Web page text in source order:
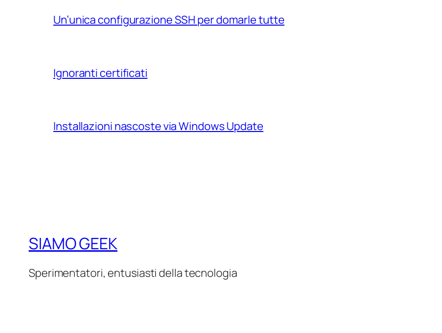
Un’unica configurazione SSH per domarle tutte
Ignoranti certificati
Installazioni nascoste via Windows Update
SIAMO GEEK
Sperimentatori, entusiasti della tecnologia